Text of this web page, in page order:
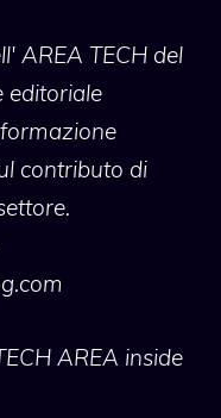
AREA TECH del
editoriale
contributo di
AREA inside